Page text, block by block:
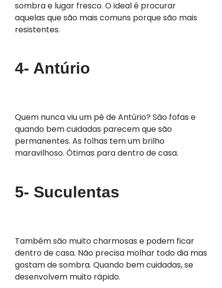
sombra e lugar fresco. O ideal é procurar
aquelas que são mais comuns porque são mais
resistentes.
4- Antúrio
Quem nunca viu um pé de Antúrio? São fofas e
quando bem cuidadas parecem que são
permanentes. As folhas tem um brilho
maravilhoso. Ótimas para dentro de casa.
5- Suculentas
Também são muito charmosas e podem ficar
dentro de casa. Não precisa molhar todo dia mas
gostam de sombra. Quando bem cuidadas, se
desenvolvem muito rápido.